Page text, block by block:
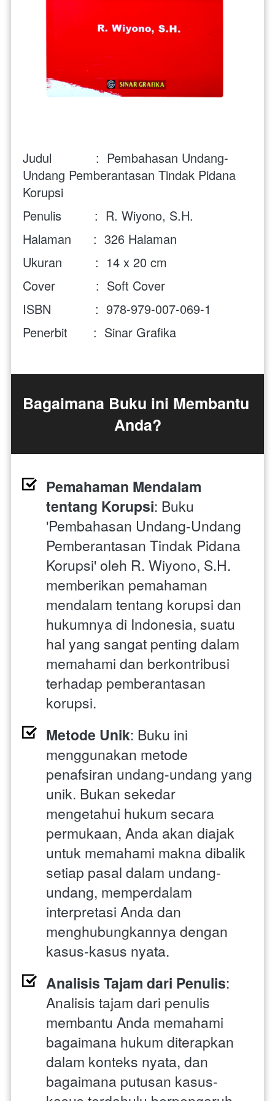
Judul            :  Pembahasan Undang-
Undang Pemberantasan Tindak Pidana
Korupsi
Penulis         :  R. Wiyono, S.H.
Halaman      :  326 Halaman
Ukuran         :  14 x 20 cm
Cover           :  Soft Cover
ISBN            :  978-979-007-069-1
Penerbit       :  Sinar Grafika
Bagaimana Buku ini Membantu
Anda?
Pemahaman Mendalam
tentang Korupsi: Buku
'Pembahasan Undang-Undang
Pemberantasan Tindak Pidana
Korupsi' oleh R. Wiyono, S.H.
memberikan pemahaman
mendalam tentang korupsi dan
hukumnya di Indonesia, suatu
hal yang sangat penting dalam
memahami dan berkontribusi
terhadap pemberantasan
korupsi.
Metode Unik: Buku ini
menggunakan metode
penafsiran undang-undang yang
unik. Bukan sekedar
mengetahui hukum secara
permukaan, Anda akan diajak
untuk memahami makna dibalik
setiap pasal dalam undang-
undang, memperdalam
interpretasi Anda dan
menghubungkannya dengan
kasus-kasus nyata.
Analisis Tajam dari Penulis:
Analisis tajam dari penulis
membantu Anda memahami
bagaimana hukum diterapkan
dalam konteks nyata, dan
bagaimana putusan kasus-